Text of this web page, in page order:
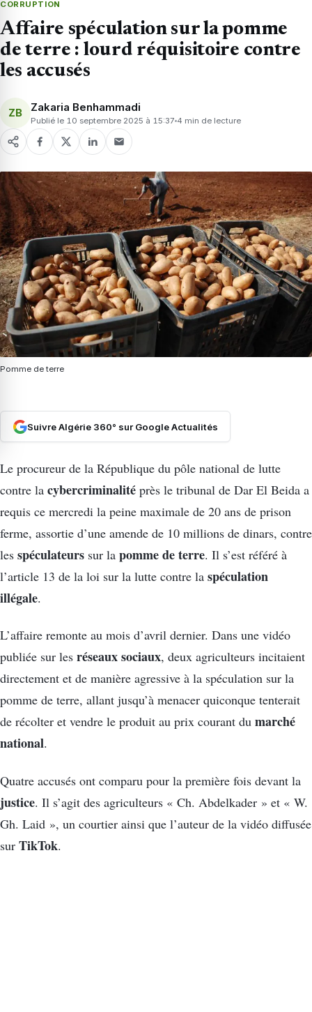
CORRUPTION
Affaire spéculation sur la pomme
de terre : lourd réquisitoire contre
les accusés
ZB Zakaria Benhammadi
Publié le 10 septembre 2025 à 15:37 4 min de lecture
Pomme de terre
Suivre Algérie 360° sur Google Actualités
Le procureur de la République du pôle national de lutte
contre la cybercriminalité près le tribunal de Dar El Beida a
requis ce mercredi la peine maximale de 20 ans de prison
ferme, assortie d’une amende de 10 millions de dinars, contre
les spéculateurs sur la pomme de terre. Il s’est référé à
l’article 13 de la loi sur la lutte contre la spéculation
illégale.
L’affaire remonte au mois d’avril dernier. Dans une vidéo
publiée sur les réseaux sociaux, deux agriculteurs incitaient
directement et de manière agressive à la spéculation sur la
pomme de terre, allant jusqu’à menacer quiconque tenterait
de récolter et vendre le produit au prix courant du marché
national.
Quatre accusés ont comparu pour la première fois devant la
justice. Il s’agit des agriculteurs « Ch. Abdelkader » et « W.
Gh. Laid », un courtier ainsi que l’auteur de la vidéo diffusée
sur TikTok.